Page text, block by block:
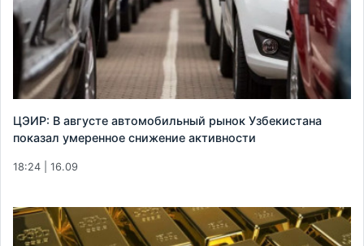
ЦЭИР: В августе автомобильный рынок Узбекистана
показал умеренное снижение активности
18:24 | 16.09